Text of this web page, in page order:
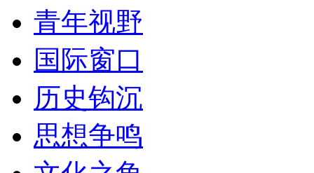
青年视野
国际窗口
历史钩沉
思想争鸣